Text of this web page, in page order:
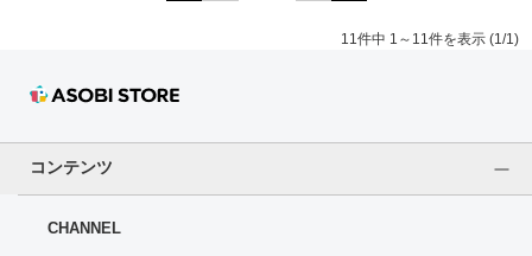
11件中 1～11件を表示 (1/1)
コンテンツ
CHANNEL